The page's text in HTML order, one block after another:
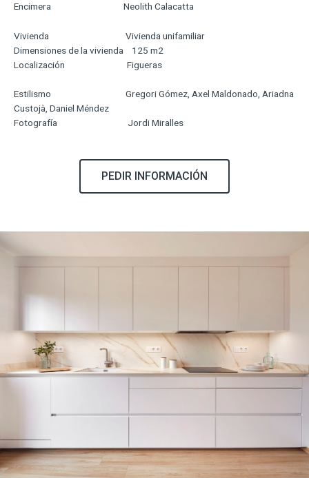
Encimera Neolith Calacatta
Vivienda Vivienda unifamiliar
Dimensiones de la vivienda 125 m2
Localización Figueras
Estilismo Gregori Gómez, Axel Maldonado, Ariadna
Custojà, Daniel Méndez
Fotografía Jordi Miralles
PEDIR INFORMACIÓN